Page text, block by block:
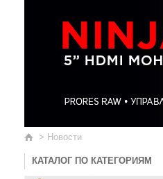
> Новости
КАТАЛОГ ПО КАТЕГОРИЯМ